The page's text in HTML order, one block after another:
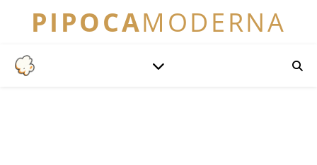
PIPOCAMODERNA